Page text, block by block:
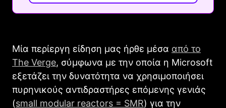
Μία περίεργη είδηση μας ήρθε μέσα από το
The Verge, σύμφωνα με την οποία η Microsoft
εξετάζει την δυνατότητα να χρησιμοποιήσει
πυρηνικούς αντιδραστήρες επόμενης γενιάς
(small modular reactors = SMR) για την